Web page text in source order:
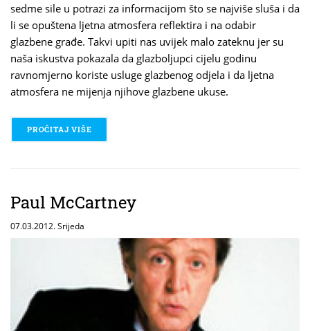
sedme sile u potrazi za informacijom što se najviše sluša i da
li se opuštena ljetna atmosfera reflektira i na odabir
glazbene građe. Takvi upiti nas uvijek malo zateknu jer su
naša iskustva pokazala da glazboljupci cijelu godinu
ravnomjerno koriste usluge glazbenog odjela i da ljetna
atmosfera ne mijenja njihove glazbene ukuse.
PROČITAJ VIŠE
Paul McCartney
07.03.2012. Srijeda